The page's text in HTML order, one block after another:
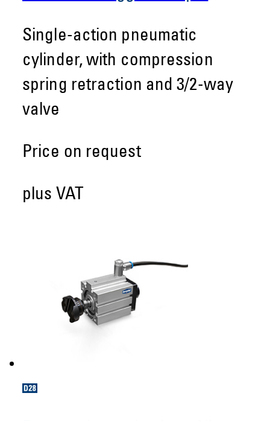
Single-action pneumatic
cylinder, with compression
spring retraction and 3/2-way
valve
Price on request
plus VAT